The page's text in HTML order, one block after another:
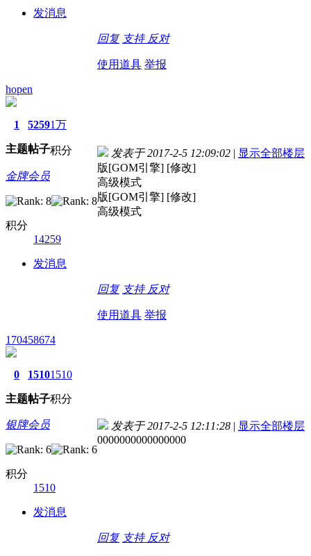
发消息
回复 支持 反对
使用道具 举报
hopen
1
主题
5259
帖子
1万
积分
金牌会员
积分
14259
发消息
发表于 2017-2-5 12:09:02 | 显示全部楼层
版[GOM引擎] [修改]
高级模式
版[GOM引擎] [修改]
高级模式
回复 支持 反对
使用道具 举报
170458674
0
主题
1510
帖子
1510
积分
银牌会员
积分
1510
发消息
发表于 2017-2-5 12:11:28 | 显示全部楼层
0000000000000000
回复 支持 反对